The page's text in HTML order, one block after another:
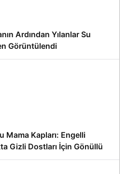
Ardından Yılanlar Su
Görüntülendi
Mama Kapları: Engelli
Gizli Dostları İçin Gönüllü